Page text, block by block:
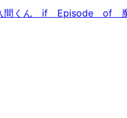
入間くん if Episode of